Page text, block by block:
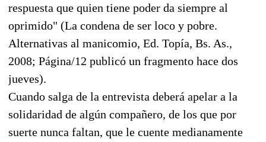
respuesta que quien tiene poder da siempre al
oprimido" (La condena de ser loco y pobre.
Alternativas al manicomio, Ed. Topía, Bs. As.,
2008; Página/12 publicó un fragmento hace dos
jueves).
Cuando salga de la entrevista deberá apelar a la
solidaridad de algún compañero, de los que por
suerte nunca faltan, que le cuente medianamente